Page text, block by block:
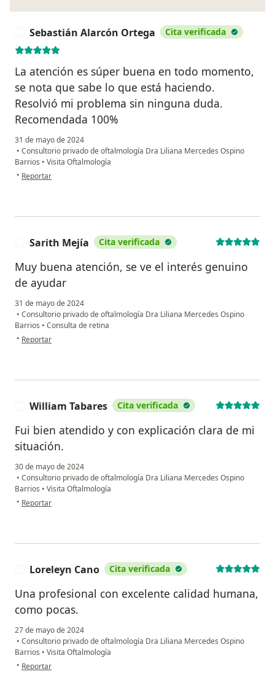
Sebastián Alarcón Ortega Cita verificada
La atención es súper buena en todo momento,
se nota que sabe lo que está haciendo.
Resolvió mi problema sin ninguna duda.
Recomendada 100%
31 de mayo de 2024
• Consultorio privado de oftalmología Dra Liliana Mercedes Ospino
Barrios • Visita Oftalmología
• en opinión del usuario Sebastián Alarcón Ortega
Reportar
Sarith Mejía Cita verificada
Muy buena atención, se ve el interés genuino
de ayudar
31 de mayo de 2024
• Consultorio privado de oftalmología Dra Liliana Mercedes Ospino
Barrios • Consulta de retina
• en opinión del usuario Sarith Mejía
Reportar
William Tabares Cita verificada
Fui bien atendido y con explicación clara de mi
situación.
30 de mayo de 2024
• Consultorio privado de oftalmología Dra Liliana Mercedes Ospino
Barrios • Visita Oftalmología
• en opinión del usuario William Tabares
Reportar
Loreleyn Cano Cita verificada
Una profesional con excelente calidad humana,
como pocas.
27 de mayo de 2024
• Consultorio privado de oftalmología Dra Liliana Mercedes Ospino
Barrios • Visita Oftalmología
• en opinión del usuario Loreleyn Cano
Reportar